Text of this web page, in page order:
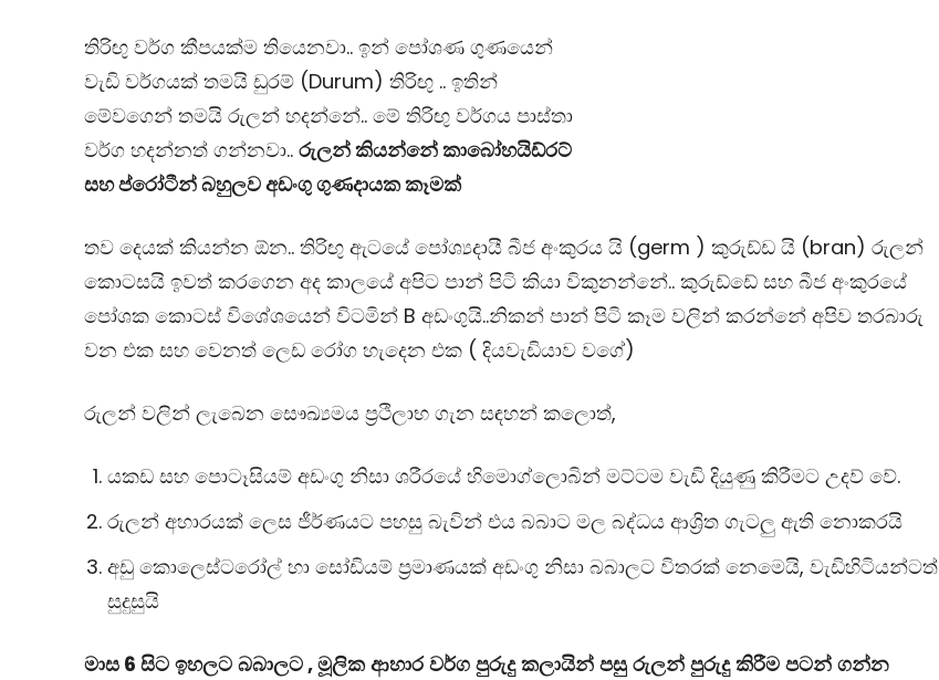
තිරිඟු වර්ග කීපයක්ම තියෙනවා.. ඉන් පෝශණ ගුණයෙන්
වැඩි වර්ගයක් තමයි ඩුරම් (Durum) තිරිඟු .. ඉතින්
මේවගෙන් තමයි රුලන් හදන්නේ.. මේ තිරිඟු වර්ගය පාස්තා
වර්ග හදන්නත් ගන්නවා.. රුලන් කියන්නේ කාබෝහයිඩ්රට්
සහ ප්රෝටීන් බහුලව අඩංගු ගුණදායක කෑමක්
තව දෙයක් කියන්න ඕන​.. තිරිඟු ඇටයේ පෝශ්‍යදායී බීජ අංකුරය යි (germ ) කුරුඩ්ඩ යි (bran) රුලන්
කොටසයි ඉවත් කරගෙන​ අද කාලයේ අපිට පාන් පිටි කියා විකුනන්නේ.. කුරුඩ්ඩේ සහ බීජ අංකුරයේ
පෝශක කොටස් විශේශයෙන් විටමින් B අඩංගුයි..නිකන් පාන් පිටි කෑම වලින් කරන්නේ අපිව තරබාරු
වන එක සහ වෙනත් ලෙඩ රෝග හැදෙන එක ( දියවැඩියාව වගේ)
රුලන් වලින් ලැබෙන සෞඛ්‍යමය ප්‍රථිලාභ ගැන සඳහන් කලොත්,
යකඩ සහ පොටෑසියම් අඩංගු නිසා ශරීරයේ හිමොග්ලොබින් මට්ටම වැඩි දියුණු කිරීමට උදව් වේ.
රුලන් අහාරයක් ලෙස ජීර්ණයට පහසු බැවින් එය බබාට මල බද්ධය ආශ්‍රිත ගැටලු ඇති නොකරයි
අඩු කොලෙස්ටරෝල් හා සෝඩියම් ප්‍රමාණයක් අඩංගු නිසා බබාලට විතරක් නෙමෙයි, වැඩිහිටියන්ටත්
සුදුසුයි
මාස 6 සිට ඉහලට බබාලට,මූලික ආහාර වර්ග පුරුදු කලායින් පසු රුලන් පුරුදු කිරීම පටන් ගන්න